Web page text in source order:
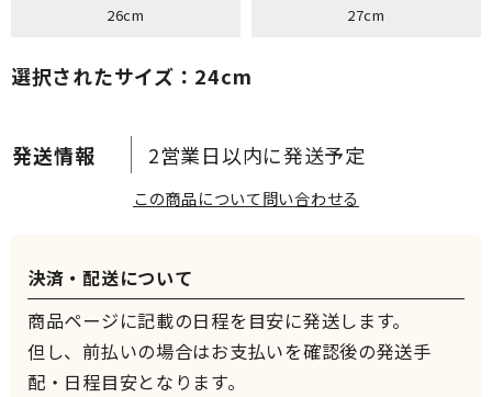
2営業日以内に発送予定
26cm 27cm
選択されたサイズ：24cm
この商品について問い合わせる
決済・配送について
商品ページに記載の日程を目安に発送します。
但し、前払いの場合はお支払いを確認後の発送手
配・日程目安となります。